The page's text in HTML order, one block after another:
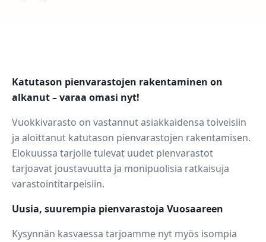
Katutason pienvarastojen rakentaminen on
alkanut – varaa omasi nyt!
Vuokkivarasto on vastannut asiakkaidensa toiveisiin
ja aloittanut katutason pienvarastojen rakentamisen.
Elokuussa tarjolle tulevat uudet pienvarastot
tarjoavat joustavuutta ja monipuolisia ratkaisuja
varastointitarpeisiin.
Uusia, suurempia pienvarastoja Vuosaareen
Kysynnän kasvaessa tarjoamme nyt myös isompia